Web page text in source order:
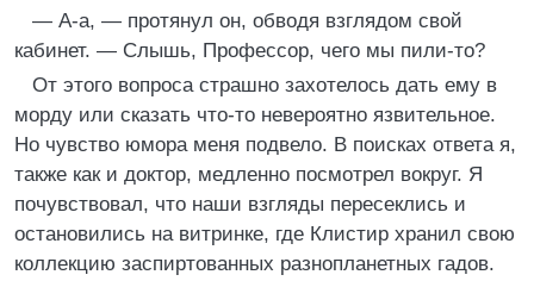
— А-а, — протянул он, обводя взглядом свой
кабинет. — Слышь, Профессор, чего мы пили-то?
От этого вопроса страшно захотелось дать ему в
морду или сказать что-то невероятно язвительное.
Но чувство юмора меня подвело. В поисках ответа я,
также как и доктор, медленно посмотрел вокруг. Я
почувствовал, что наши взгляды пересеклись и
остановились на витринке, где Клистир хранил свою
коллекцию заспиртованных разнопланетных гадов.